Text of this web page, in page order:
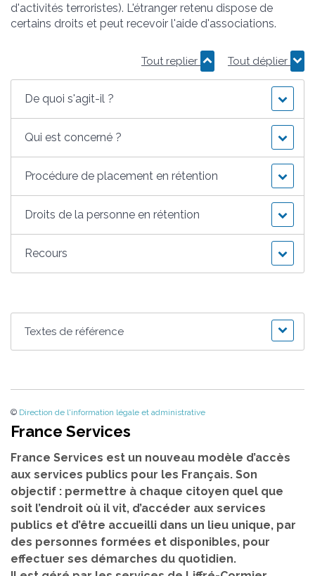
d'activités terroristes). L'étranger retenu dispose de
certains droits et peut recevoir l'aide d'associations.
Tout replier Tout déplier
De quoi s'agit-il ?
Qui est concerné ?
Procédure de placement en rétention
Droits de la personne en rétention
Recours
Textes de référence
© Direction de l'information légale et administrative
France Services
France Services est un nouveau modèle d’accès
aux services publics pour les Français. Son
objectif : permettre à chaque citoyen quel que
soit l’endroit où il vit, d’accéder aux services
publics et d’être accueilli dans un lieu unique, par
des personnes formées et disponibles, pour
effectuer ses démarches du quotidien.